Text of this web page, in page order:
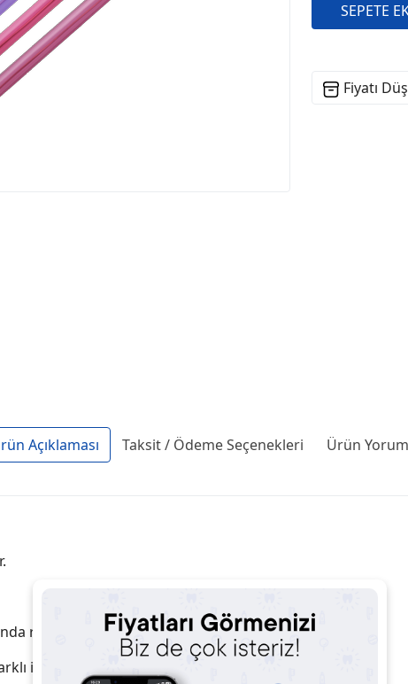
Fiyatı
Açıklaması Taksit / Ödeme Seçenekleri Ürün
rahatlık sunar.
ihtiyaçlara hitap eder.